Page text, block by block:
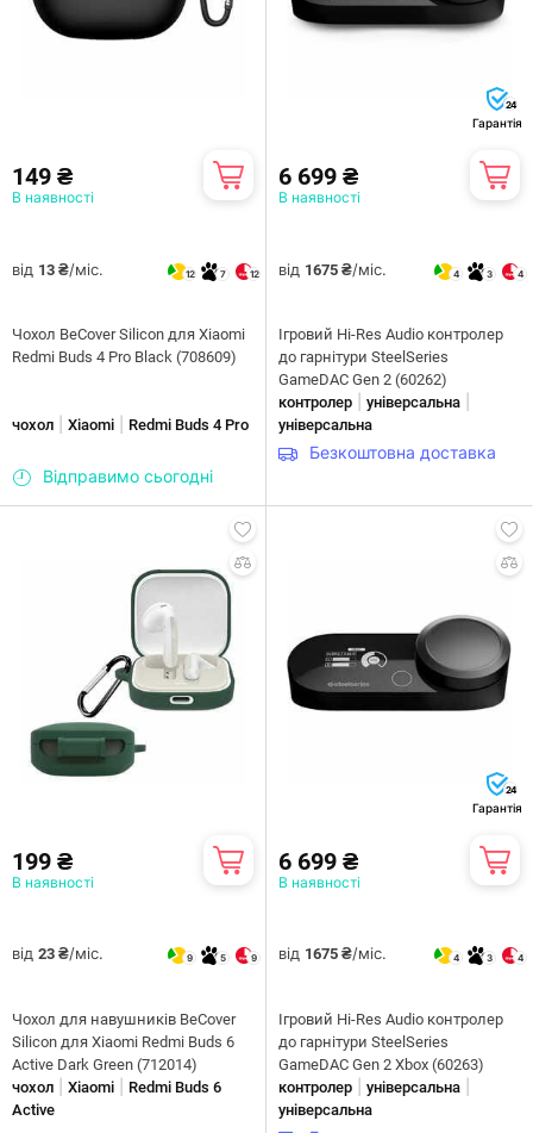
149 ₴
В наявності
від 13 ₴/міс. 12 7 12
Чохол BeCover Silicon для Xiaomi
Redmi Buds 4 Pro Black (708609)
чохол Xiaomi Redmi Buds 4 Pro
Відправимо сьогодні
24
Гарантія
6 699 ₴
В наявності
від 1675 ₴/міс. 4 3 4
Ігровий Hi-Res Audio контролер
до гарнітури SteelSeries
GameDAC Gen 2 (60262)
контролер
універсальна
універсальна
Безкоштовна доставка
199 ₴
В наявності
від 23 ₴/міс. 9 5 9
Чохол для навушників BeCover
Silicon для Xiaomi Redmi Buds 6
Active Dark Green (712014)
чохол
Xiaomi
Redmi Buds 6
Active
24
Гарантія
6 699 ₴
В наявності
від 1675 ₴/міс. 4 3 4
Ігровий Hi-Res Audio контролер
до гарнітури SteelSeries
GameDAC Gen 2 Xbox (60263)
контролер
універсальна
універсальна